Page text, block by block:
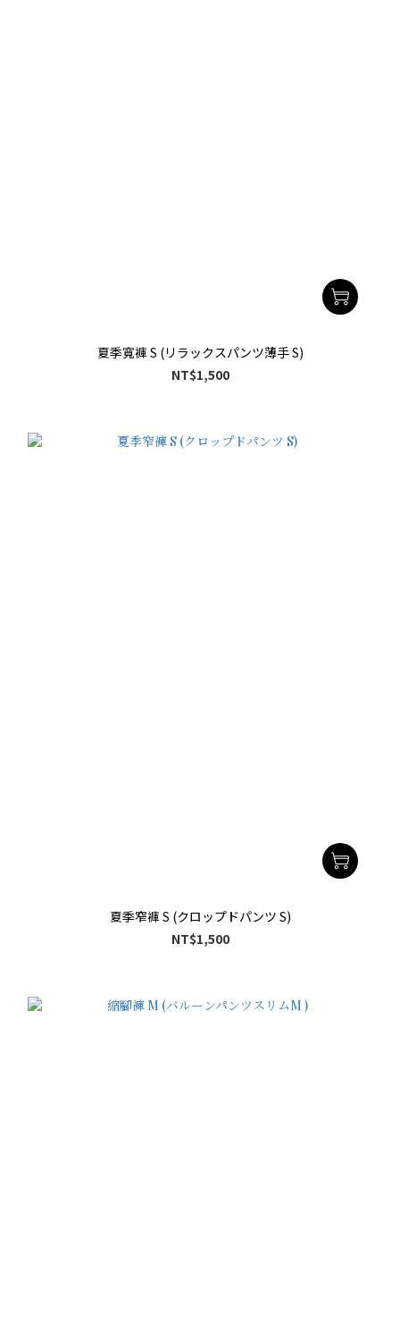
夏季寬褲 S (リラックスパンツ薄手 S)
NT$1,500
夏季窄褲 S (クロップドパンツ S)
NT$1,500